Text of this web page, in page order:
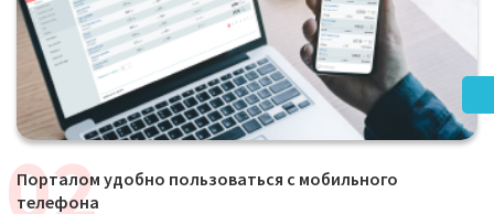
Порталом удобно пользоваться с мобильного
телефона